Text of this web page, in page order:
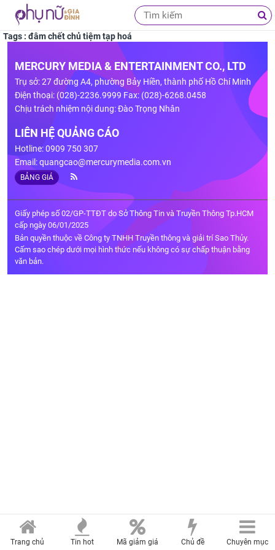
Tags : đâm chết chủ tiệm tạp hoá
MERCURY MEDIA & ENTERTAINMENT CO., LTD
Trụ sở: 27 đường A4, phường Bảy Hiền, thành phố Hồ Chí Minh
Điện thoại: (028)-2236.9999 Fax: (028)-6268.0458
Chịu trách nhiệm nội dung: Đào Trọng Nhân
LIÊN HỆ QUẢNG CÁO
Hotline: 0909 750 307
Email:quangcao@mercurymedia.com.vn
BẢNG GIÁ
Giấy phép số 02/GP-TTĐT do Sở Thông Tin và Truyền Thông Tp.HCM
cấp ngày 06/01/2025
Bản quyền thuộc về Công ty TNHH Truyền thông và giải trí Sao Thủy.
Cấm sao chép dưới mọi hình thức nếu không có sự chấp thuận bằng
văn bản.
Trang chủ Tin hot Mã giảm giá Chủ đề Chuyên mục